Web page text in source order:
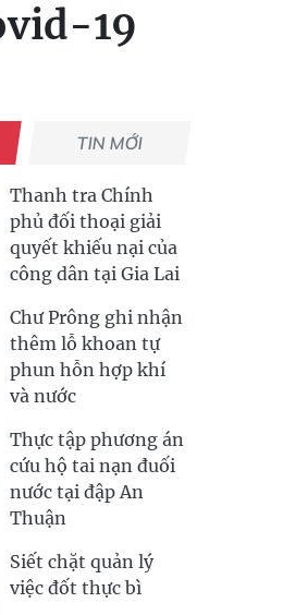
19
TIN MỚI
Thanh tra Chính
phủ đối thoại giải
quyết khiếu nại của
công dân tại Gia Lai
Chư Prông ghi nhận
thêm lỗ khoan tự
phun hỗn hợp khí
và nước
Thực tập phương án
cứu hộ tai nạn đuối
nước tại đập An
Thuận
Siết chặt quản lý
việc đốt thực bì